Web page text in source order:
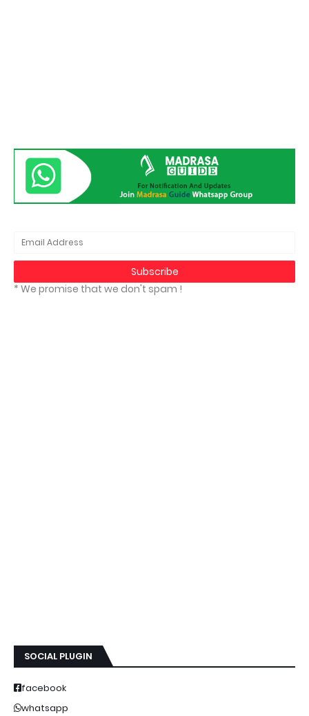
* We promise that we don't spam !
SOCIAL PLUGIN
facebook
whatsapp